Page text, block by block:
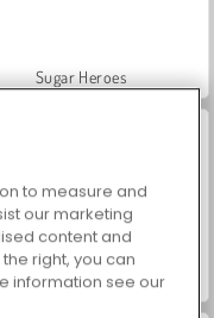
Sugar Heroes
İçecekleri Eşle
to measure and
our marketing
content and
right, you can
information see our